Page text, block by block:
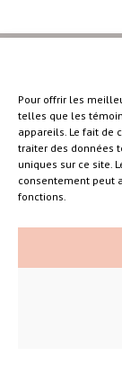
Pour offrir les
telles que les
appareils. Le fait de
traiter des données
uniques sur ce site.
consentement peut
fonctions.
–
Amélie